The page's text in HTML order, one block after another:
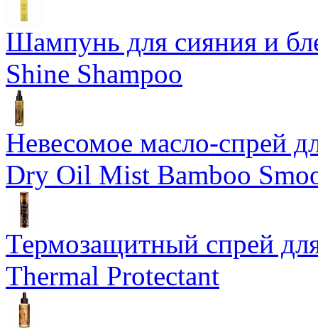
Шампунь для сияния и
Shine Shampoo
Невесомое масло-спрей
Dry Oil Mist Bamboo
Термозащитный спрей
Thermal Protectant